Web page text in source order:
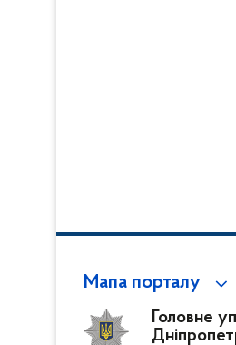
Мапа порталу
Головне